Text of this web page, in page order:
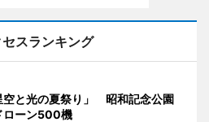
スランキング
空と光の夏祭り」 昭和記念公園
ローン500機